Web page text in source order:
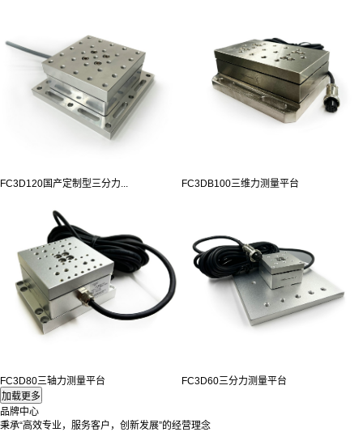
FC3D120国产定制型三分力... FC3DB100三维力测量平台
FC3D80三轴力测量平台 FC3D60三分力测量平台
品牌中心
秉承“高效专业，服务客户，创新发展”的经营理念